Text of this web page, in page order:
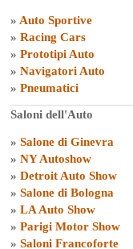
» Auto Sportive
» Racing Cars
» Prototipi Auto
» Navigatori Auto
» Pneumatici
Saloni dell'Auto
» Salone di Ginevra
» NY Autoshow
» Detroit Auto Show
» Salone di Bologna
» LA Auto Show
» Parigi Motor Show
» Saloni Francoforte